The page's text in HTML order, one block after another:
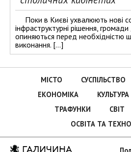
Поки в Києві ухвалюють нові
інфраструктурні рішення,
опиняються перед необхідністю
виконання. […]
МІСТО СУСПІЛЬСТВО
ЕКОНОМІКА
КУЛЬТУРА
ТРАФУНКИ
СВІТ
ОСВІТА ТА
ГАЛИЧИНА